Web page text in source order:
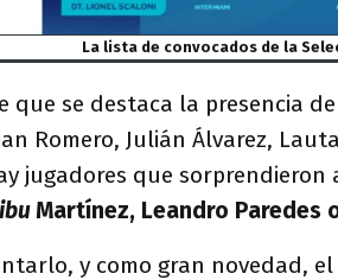
La lista de convocados de la
que se destaca la presencia
Romero, Julián Álvarez,
jugadores que
Martínez, Leandro Paredes
y como gran novedad,